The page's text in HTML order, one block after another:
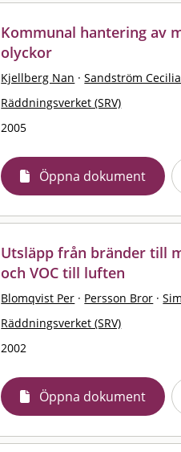
Kommunal hantering av
olyckor
Kjellberg Nan · Sandström Cecilia
Räddningsverket (SRV)
2005
Öppna dokument
Utsläpp från bränder till
och VOC till luften
Blomqvist Per · Persson Bror ·
Räddningsverket (SRV)
2002
Öppna dokument